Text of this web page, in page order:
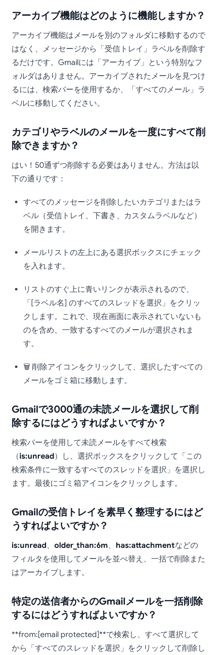
アーカイブ機能はどのように機能しますか？
アーカイブ機能はメールを別のフォルダに移動するので
はなく、メッセージから「受信トレイ」ラベルを削除す
るだけです。Gmailには「アーカイブ」という特別なフ
ォルダはありません。アーカイブされたメールを見つけ
るには、検索バーを使用するか、「すべてのメール」ラ
ベルに移動してください。
カテゴリやラベルのメールを一度にすべて削
除できますか？
はい！50通ずつ削除する必要はありません。方法は以
下の通りです：
すべてのメッセージを削除したいカテゴリまたはラ
ベル（受信トレイ、下書き、カスタムラベルなど）
を開きます。
メールリストの左上にある選択ボックスにチェック
を入れます。
リストのすぐ上に青いリンクが表示されるので、
「[ラベル名] のすべてのスレッドを選択」をクリッ
クします。これで、現在画面に表示されていないも
のを含め、一致するすべてのメールが選択されま
す。
🗑️ 削除アイコンをクリックして、選択したすべての
メールをゴミ箱に移動します。
Gmailで3000通の未読メールを選択して削
除するにはどうすればよいですか？
検索バーを使用して未読メールをすべて検索
（is:unread）し、選択ボックスをクリックして「この
検索条件に一致するすべてのスレッドを選択」を選択し
ます。最後にゴミ箱アイコンをクリックします。
Gmailの受信トレイを素早く整理するにはど
うすればよいですか？
is:unread、 older_than:6m、 has:attachmentなどの
フィルタを使用してメールを並べ替え、一括で削除また
はアーカイブします。
特定の送信者からのGmailメールを一括削除
するにはどうすればよいですか？
**from:[email protected]**で検索し、すべて選択して
から「すべてのスレッドを選択」をクリックして削除し